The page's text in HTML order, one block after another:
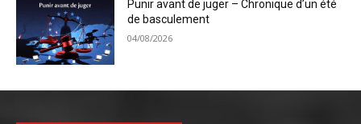
Punir avant de juger – Chronique d’un été
de basculement
04/08/2026